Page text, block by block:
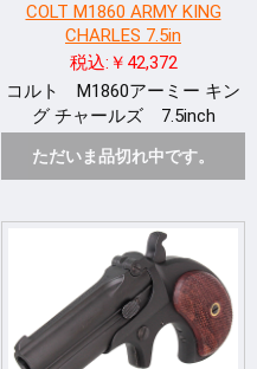
COLT M1860 ARMY KING
CHARLES 7.5in
税込:￥42,372
コルト M1860アーミー キン
グ チャールズ 7.5inch
ただいま品切れ中です。